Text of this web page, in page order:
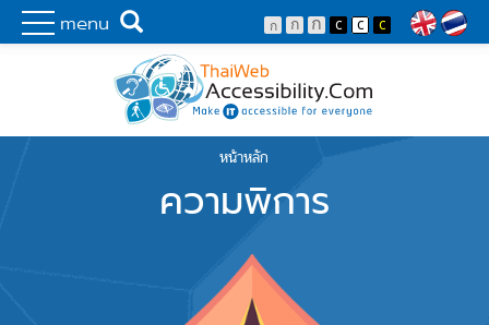
menu
Skip to main content
พัฒนาเว็บไซต์ที่ทุกคนเข้าถึงได้ที่แรก
Search
หน้าหลัก
ความพิการ